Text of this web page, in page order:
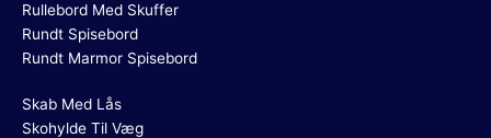
Rullebord Med Skuffer
Rundt Spisebord
Rundt Marmor Spisebord
Skab Med Lås
Skohylde Til Væg